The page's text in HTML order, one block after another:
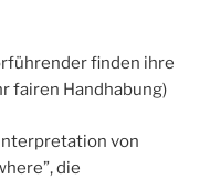
finden ihre
fairen Handhabung)
von
die